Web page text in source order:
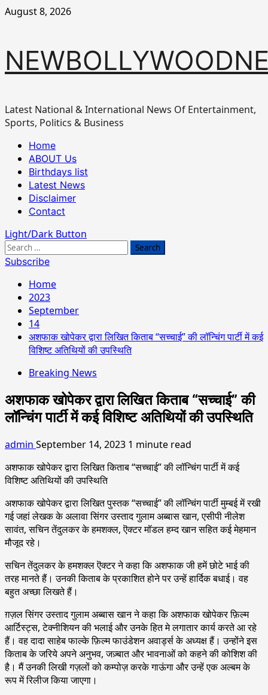
Skip
August 8, 2026
Latest National & International News Of Entertainment,
Sports, Politics & Business
Primary
Menu
Home
ABOUT Us
Birthdays list
Latest News
Disclaimer
Contact
Light/Dark Button
Search
for:
Subscribe
Home
2023
September
14
अशफाक खोपेकर द्वारा लिखित किताब “सच्चाई” की लॉन्चिंग पार्टी में कई
विशिष्ट अतिथियों की उपस्थिति
Breaking News
अशफाक खोपेकर द्वारा लिखित किताब “सच्चाई” की
लॉन्चिंग पार्टी में कई विशिष्ट अतिथियों की उपस्थिति
admin September 14, 2023 1 minute read
अशफाक खोपेकर द्वारा लिखित किताब “सच्चाई” की लॉन्चिंग पार्टी में कई
विशिष्ट अतिथियों की उपस्थिति
अशफाक खोपेकर द्वारा लिखित पुस्तक “सच्चाई” की लॉन्चिंग पार्टी मुम्बई में रखी
गई जहां लेखक के अलावा सिंगर उस्ताद गुलाम अब्बास खान, एसीपी नीलेश
सावंत, सचिन तेंदुलकर के हमशक्ल, ऎक्टर मॉडल हम्द खान सहित कई मेहमान
मौजूद रहे।
सचिन तेंदुलकर के हमशक्ल ऎक्टर ने कहा कि अशफाक जी हमें छोटे भाई की
तरह मानते हैं। उनकी किताब के प्रकाशित होने पर उन्हें हार्दिक बधाई। वह
बहुत अच्छा लिखते हैं।
ग़ज़ल सिंगर उस्ताद गुलाम अब्बास खान ने कहा कि अशफाक खोपेकर फ़िल्म
आर्टिस्ट्स, टेक्नीशियन की भलाई और उनके हित मे लगातार कार्य करते आ रहे
हैं। वह दादा साहेब फाल्के फ़िल्म फाउंडेशन अवार्ड्स के अध्यक्ष हैं। उन्होंने इस
किताब के जरिये अपने अनुभव, जज़्बात और भावनाओं को कहने की कोशिश की
है। मैं उनकी लिखी गज़लों को कम्पोज़ करके गाऊंगा और उन्हें एक अल्बम के
रूप में रिलीज किया जाएगा।